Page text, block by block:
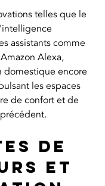
telles que le
assistants comme
Alexa,
domestique encore
les espaces
de confort et de
de
et